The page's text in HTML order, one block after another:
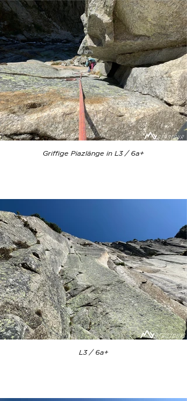
Griffige Piazlänge in L3 / 6a+
L3 / 6a+